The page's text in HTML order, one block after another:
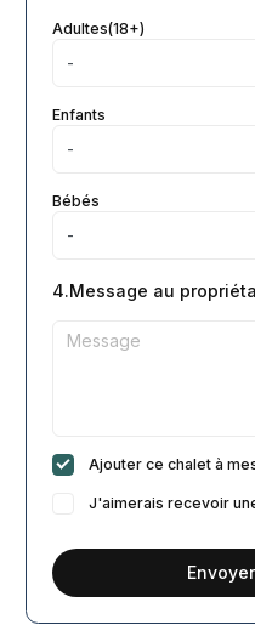
Adultes(18+)
Enfants
Bébés
4.Message au
Ajouter ce chalet à
J'aimerais recevoir